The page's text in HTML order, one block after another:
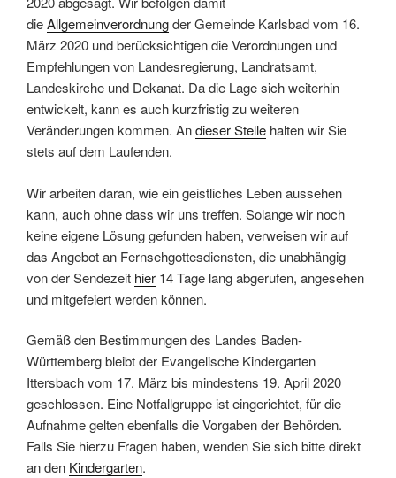
dieAllgemeinverordnungder Gemeinde Karlsbad vom 16.
März 2020 und berücksichtigen die Verordnungen und
Empfehlungen von Landesregierung, Landratsamt,
Landeskirche und Dekanat. Da die Lage sich weiterhin
entwickelt, kann es auch kurzfristig zu weiteren
Veränderungen kommen. Andieser Stelle halten wir Sie
stets auf dem Laufenden.
Wir arbeiten daran, wie ein geistliches Leben aussehen
kann, auch ohne dass wir uns treffen. Solange wir noch
keine eigene Lösung gefunden haben, verweisen wir auf
das Angebot an Fernsehgottesdiensten, die unabhängig
von der Sendezeit hier 14 Tage lang abgerufen, angesehen
und mitgefeiert werden können.
Gemäß den Bestimmungen des Landes Baden-
Württemberg bleibt der Evangelische Kindergarten
Ittersbach vom 17. März bis mindestens 19. April 2020
geschlossen. Eine Notfallgruppe ist eingerichtet, für die
Aufnahme gelten ebenfalls die Vorgaben der Behörden.
Falls Sie hierzu Fragen haben, wenden Sie sich bitte direkt
an den Kindergarten.